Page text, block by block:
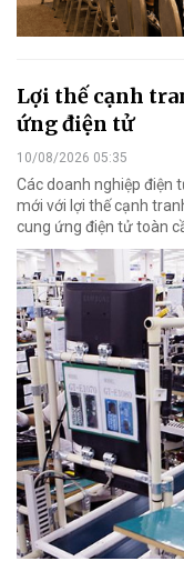
Lợi thế cạnh
ứng điện tử
10/08/2026 05:35
Các doanh nghiệp điện
mới với lợi thế cạnh
cung ứng điện tử toàn